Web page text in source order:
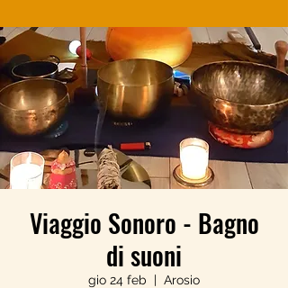
Viaggio Sonoro - Bagno
di suoni
gio 24 feb
  |
Arosio